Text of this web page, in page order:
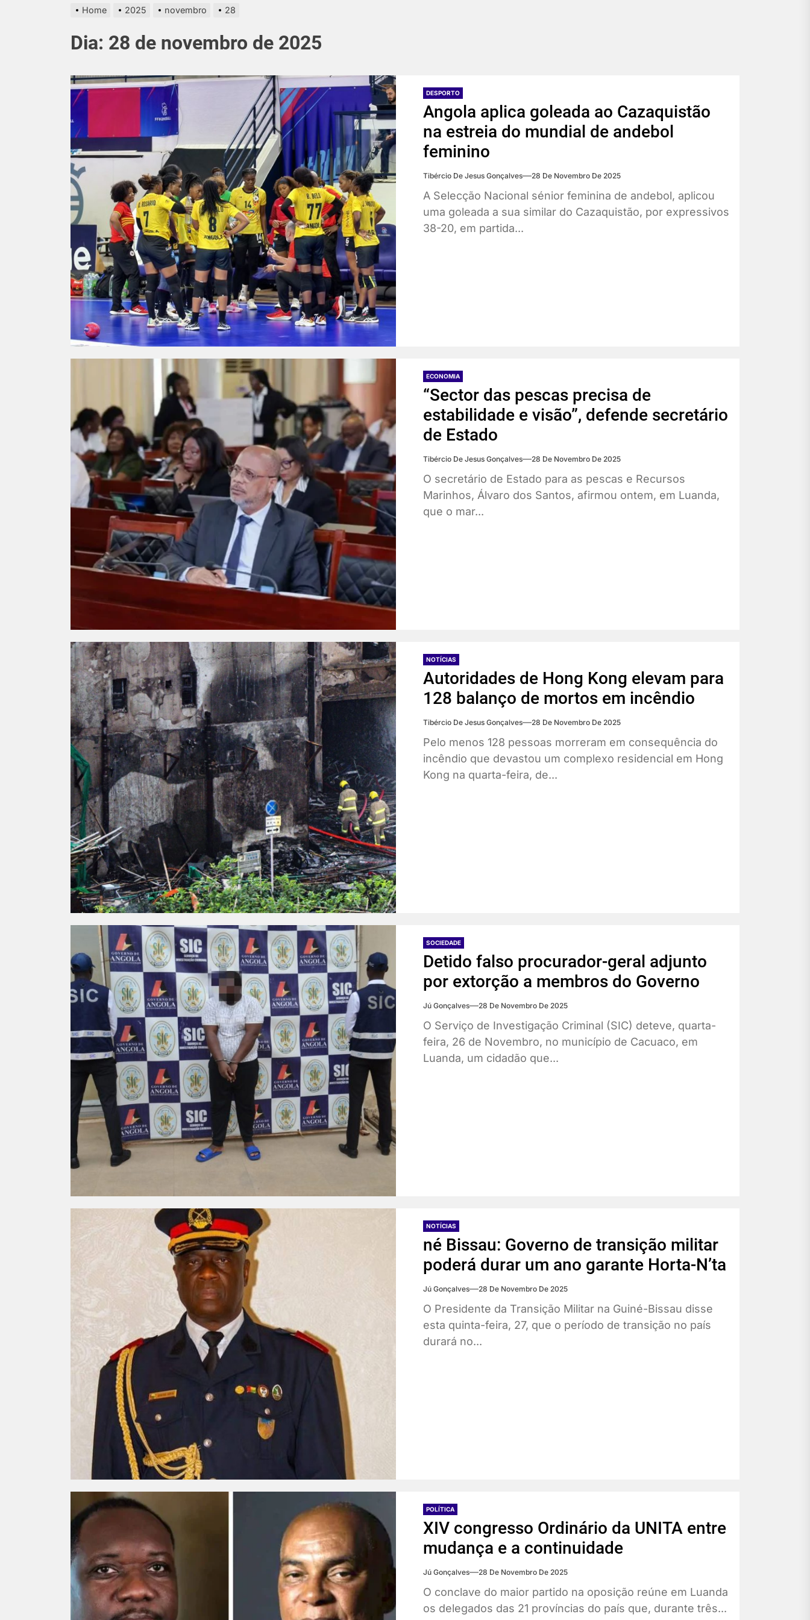
Home 2025 novembro 28
Dia: 28 de novembro de 2025
DESPORTO
Angola aplica goleada ao Cazaquistão
na estreia do mundial de andebol
feminino
Tibércio De Jesus Gonçalves 28 De Novembro De 2025
A Selecção Nacional sénior feminina de andebol, aplicou
uma goleada a sua similar do Cazaquistão, por expressivos
38-20, em partida...
ECONOMIA
“Sector das pescas precisa de
estabilidade e visão”, defende secretário
de Estado
Tibércio De Jesus Gonçalves 28 De Novembro De 2025
O secretário de Estado para as pescas e Recursos
Marinhos, Álvaro dos Santos, afirmou ontem, em Luanda,
que o mar...
NOTÍCIAS
Autoridades de Hong Kong elevam para
128 balanço de mortos em incêndio
Tibércio De Jesus Gonçalves 28 De Novembro De 2025
Pelo menos 128 pessoas morreram em consequência do
incêndio que devastou um complexo residencial em Hong
Kong na quarta-feira, de...
SOCIEDADE
Detido falso procurador-geral adjunto
por extorção a membros do Governo
Jú Gonçalves 28 De Novembro De 2025
O Serviço de Investigação Criminal (SIC) deteve, quarta-
feira, 26 de Novembro, no município de Cacuaco, em
Luanda, um cidadão que...
NOTÍCIAS
né Bissau: Governo de transição militar
poderá durar um ano garante Horta-N’ta
Jú Gonçalves 28 De Novembro De 2025
O Presidente da Transição Militar na Guiné-Bissau disse
esta quinta-feira, 27, que o período de transição no país
durará no...
POLÍTICA
XIV congresso Ordinário da UNITA entre
mudança e a continuidade
Jú Gonçalves 28 De Novembro De 2025
O conclave do maior partido na oposição reúne em Luanda
os delegados das 21 províncias do país que, durante três...